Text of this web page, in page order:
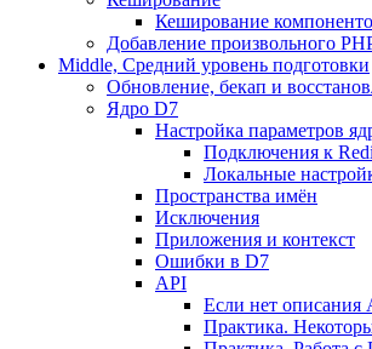
Кеширование
Добавление произвольного
Middle, Средний уровень подготовки
Обновление, бекап и
Ядро D7
Настройка параметров
Подключения к
Локальные
Пространства имён
Исключения
Приложения и контекст
Ошибки в D7
API
Если нет описания
Практика.